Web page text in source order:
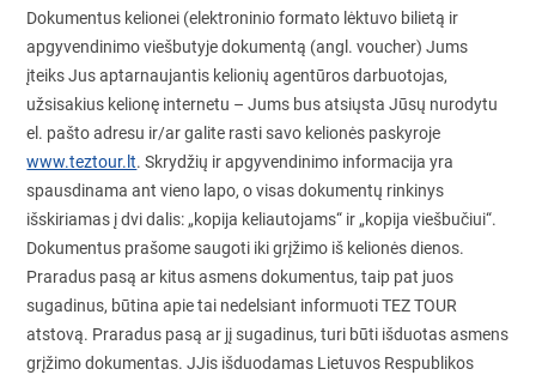
Dokumentus kelionei (elektroninio formato lėktuvo bilietą ir
apgyvendinimo viešbutyje dokumentą (angl. voucher) Jums
įteiks Jus aptarnaujantis kelionių agentūros darbuotojas,
užsisakius kelionę internetu – Jums bus atsiųsta Jūsų nurodytu
el. pašto adresu ir/ar galite rasti savo kelionės paskyroje
www.teztour.lt. Skrydžių ir apgyvendinimo informacija yra
spausdinama ant vieno lapo, o visas dokumentų rinkinys
išskiriamas į dvi dalis: „kopija keliautojams“ ir „kopija viešbučiui“.
Dokumentus prašome saugoti iki grįžimo iš kelionės dienos.
Praradus pasą ar kitus asmens dokumentus, taip pat juos
sugadinus, būtina apie tai nedelsiant informuoti TEZ TOUR
atstovą. Praradus pasą ar jį sugadinus, turi būti išduotas asmens
grįžimo dokumentas. JJis išduodamas Lietuvos Respublikos